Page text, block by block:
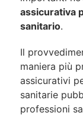
assicurativa
sanitario.
Il
maniera più
assicurativi
sanitarie
professioni